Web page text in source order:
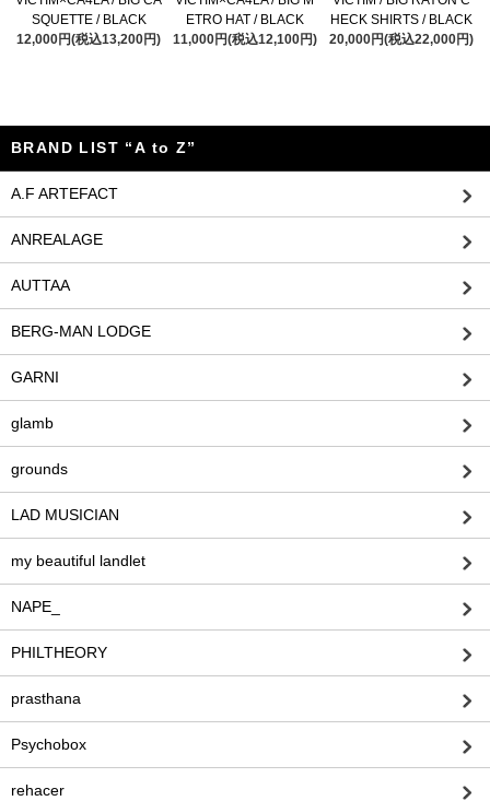
SQUETTE / BLACK
12,000円(税込13,200円)
ETRO HAT / BLACK
11,000円(税込12,100円)
HECK SHIRTS / BLACK
20,000円(税込22,000円)
BRAND LIST “A to Z”
A.F ARTEFACT
ANREALAGE
AUTTAA
BERG-MAN LODGE
GARNI
glamb
grounds
LAD MUSICIAN
my beautiful landlet
NAPE_
PHILTHEORY
prasthana
Psychobox
rehacer